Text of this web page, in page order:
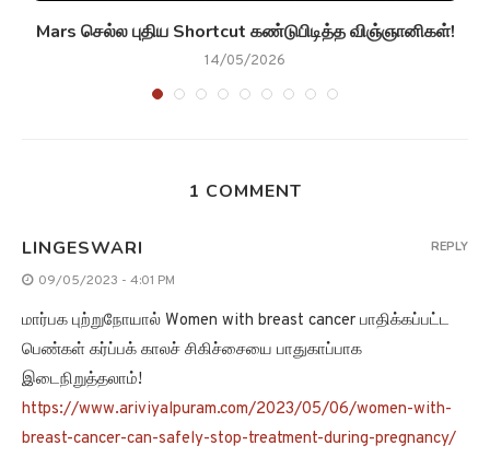
Mars செல்ல புதிய Shortcut கண்டுபிடித்த விஞ்ஞானிகள்!
14/05/2026
1 COMMENT
LINGESWARI
09/05/2023 - 4:01 PM
மார்பக புற்றுநோயால் Women with breast cancer பாதிக்கப்பட்ட
பெண்கள் கர்ப்பக் காலச் சிகிச்சையை பாதுகாப்பாக
இடைநிறுத்தலாம்!
https://www.ariviyalpuram.com/2023/05/06/women-with-
breast-cancer-can-safely-stop-treatment-during-pregnancy/
REPLY